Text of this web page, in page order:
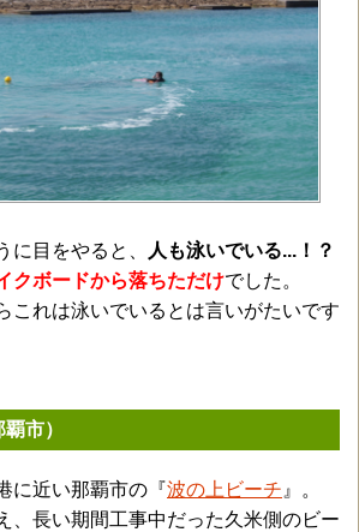
に目をやると、
人も泳いでいる...！？
クボードから落ちただけでした。
これは泳いでいるとは言いがたいです
市）
に近い那覇市の『波の上ビーチ 』。
、長い期間工事中だった久米側のビー